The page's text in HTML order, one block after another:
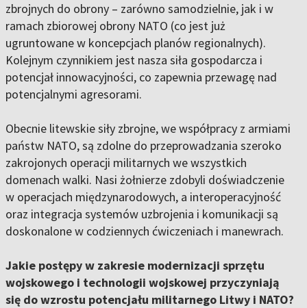
zbrojnych do obrony – zarówno samodzielnie, jak i w
ramach zbiorowej obrony NATO (co jest już
ugruntowane w koncepcjach planów regionalnych).
Kolejnym czynnikiem jest nasza siła gospodarcza i
potencjał innowacyjności, co zapewnia przewagę nad
potencjalnymi agresorami.
Obecnie litewskie siły zbrojne, we współpracy z armiami
państw NATO, są zdolne do przeprowadzania szeroko
zakrojonych operacji militarnych we wszystkich
domenach walki. Nasi żołnierze zdobyli doświadczenie
w operacjach międzynarodowych, a interoperacyjność
oraz integracja systemów uzbrojenia i komunikacji są
doskonalone w codziennych ćwiczeniach i manewrach.
Jakie postępy w zakresie modernizacji sprzętu
wojskowego i technologii wojskowej przyczyniają
się do wzrostu potencjału militarnego Litwy i NATO?